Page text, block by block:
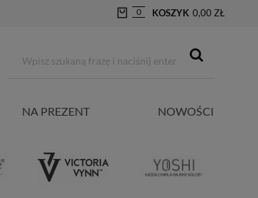
0 KOSZYK 0,00 ZŁ
NA PREZENT NOWOŚCI